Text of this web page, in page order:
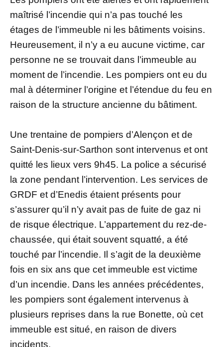
maîtrisé l’incendie qui n’a pas touché les
étages de l’immeuble ni les bâtiments voisins.
Heureusement, il n’y a eu aucune victime, car
personne ne se trouvait dans l’immeuble au
moment de l’incendie. Les pompiers ont eu du
mal à déterminer l’origine et l’étendue du feu en
raison de la structure ancienne du bâtiment.
Une trentaine de pompiers d’Alençon et de
Saint-Denis-sur-Sarthon sont intervenus et ont
quitté les lieux vers 9h45. La police a sécurisé
la zone pendant l’intervention. Les services de
GRDF et d’Enedis étaient présents pour
s’assurer qu’il n’y avait pas de fuite de gaz ni
de risque électrique. L’appartement du rez-de-
chaussée, qui était souvent squatté, a été
touché par l’incendie. Il s’agit de la deuxième
fois en six ans que cet immeuble est victime
d’un incendie. Dans les années précédentes,
les pompiers sont également intervenus à
plusieurs reprises dans la rue Bonette, où cet
immeuble est situé, en raison de divers
incidents.